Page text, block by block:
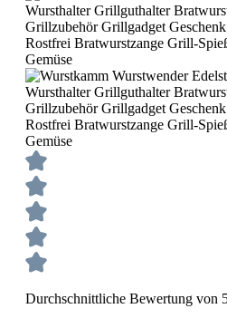
Durchschnittliche Bewertung von